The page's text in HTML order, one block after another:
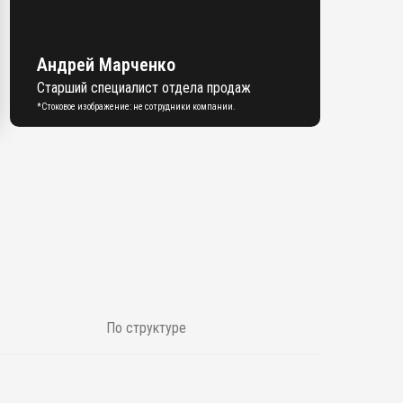
Андрей Марченко
Старший специалист отдела продаж
*Стоковое изображение: не сотрудники компании.
По структуре